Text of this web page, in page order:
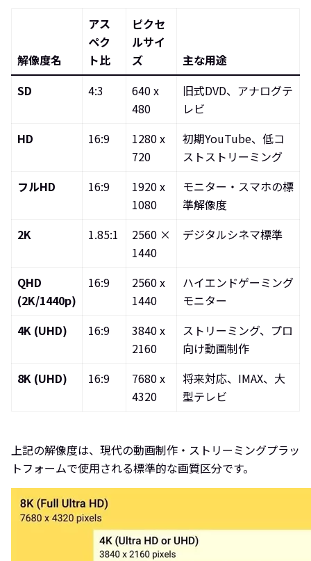
解像度名
アス
ペク
ト比
ピクセ
ルサイ
ズ
主な用途
SD
4:3
640 x
480
旧式DVD、アナログテ
レビ
HD
16:9
1280 x
720
初期YouTube、低コ
ストストリーミング
フルHD
16:9
1920 x
1080
モニター・スマホの標
準解像度
2K
1.85:1
2560 ×
1440
デジタルシネマ標準
QHD
(2K/1440p)
16:9
2560 x
1440
ハイエンドゲーミング
モニター
4K (UHD)
16:9
3840 x
2160
ストリーミング、プロ
向け動画制作
8K (UHD)
16:9
7680 x
4320
将来対応、IMAX、大
型テレビ
上記の解像度は、現代の動画制作・ストリーミングプラッ
トフォームで使用される標準的な画質区分です。